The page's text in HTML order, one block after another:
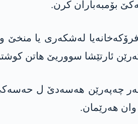
بۆمبەباران کرن.
لەشکەری یا منخێ
وان هەرێمان.